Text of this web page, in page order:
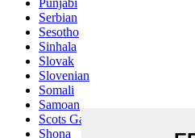
Punjabi
Serbian
Sesotho
Sinhala
Slovak
Slovenian
Somali
Samoan
Scots Gaelic
Shona